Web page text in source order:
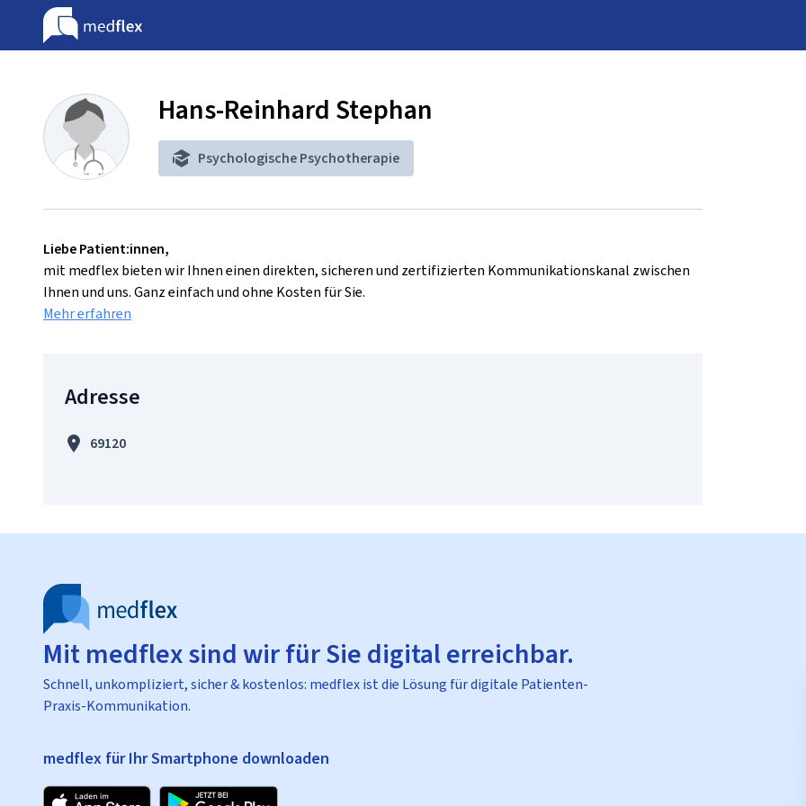
Hans-Reinhard Stephan
Psychologische Psychotherapie
Liebe Patient:innen,
mit medflex bieten wir Ihnen einen direkten, sicheren und zertifizierten Kommunikationskanal zwischen
Ihnen und uns. Ganz einfach und ohne Kosten für Sie.
Mehr erfahren
Adresse
69120
Mit medflex sind wir für Sie digital erreichbar.
Schnell, unkompliziert, sicher & kostenlos: medflex ist die Lösung für digitale Patienten-
Praxis-Kommunikation.
medflex für Ihr Smartphone downloaden